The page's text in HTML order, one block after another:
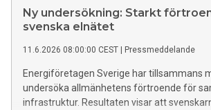
Ny undersökning: Starkt
svenska elnätet
11.6.2026 08:00:00 CEST | Pressmeddelande
Energiföretagen Sverige har tillsammans
undersöka allmänhetens förtroende för
infrastruktur. Resultaten visar att